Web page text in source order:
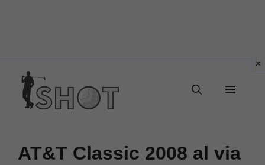
contenuto
Menu
AT&T Classic 2008 al via